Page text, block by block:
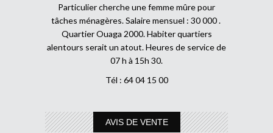
Particulier cherche une femme mûre pour
tâches ménagères. Salaire mensuel : 30 000 .
Quartier Ouaga 2000. Habiter quartiers
alentours serait un atout. Heures de service de
07 h à 15h 30.
Tél : 64 04 15 00
AVIS DE VENTE